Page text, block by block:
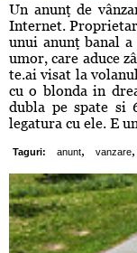
Un anunţ de
Internet.
unui anunţ banal
umor, care aduce
te.ai visat la
cu o blonda in
dubla pe spate si
legatura cu ele. E
Taguri: anunt, vanzare,